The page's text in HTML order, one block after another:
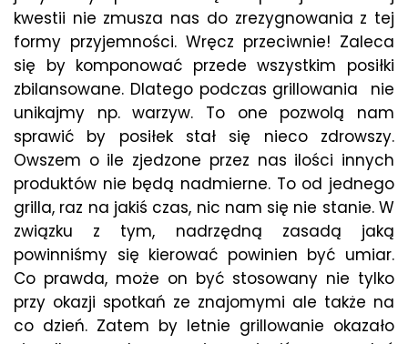
kwestii nie zmusza nas do zrezygnowania z tej
formy przyjemności. Wręcz przeciwnie! Zaleca
się by komponować przede wszystkim posiłki
zbilansowane. Dlatego podczas grillowania nie
unikajmy np. warzyw. To one pozwolą nam
sprawić by posiłek stał się nieco zdrowszy.
Owszem o ile zjedzone przez nas ilości innych
produktów nie będą nadmierne. To od jednego
grilla, raz na jakiś czas, nic nam się nie stanie. W
związku z tym, nadrzędną zasadą jaką
powinniśmy się kierować powinien być umiar.
Co prawda, może on być stosowany nie tylko
przy okazji spotkań ze znajomymi ale także na
co dzień. Zatem by letnie grillowanie okazało